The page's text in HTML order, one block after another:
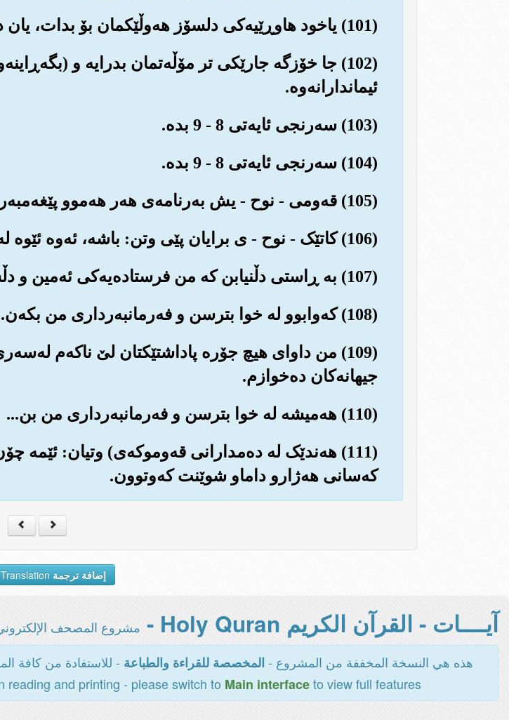
(101) یاخود هاوڕێیه‌کی دلسۆز هه‌وڵێکمان بۆ بدات، یان دڵخۆشیمان بداته‌وه‌...
(102) جا خۆزگه جارێکی تر مۆڵه‌تمان بدرایه و
ئیماندارانه‌وه‌.
(103) سه‌رنجی ئایه‌تی 8 - 9 بده‌.
(104) سه‌رنجی ئایه‌تی 8 - 9 بده‌.
(105) قه‌ومی - نوح - یش به‌رنامه‌ی هه‌ر هه‌موو پێغه‌مبه‌رانیان به درۆ زانی.
(106) کاتێک - نوح - ی برایان پێی وتن: باشه‌، ئه‌وه ئێوه له خوا ناترسن، پارێزکار نابن؟!
(107) به ڕاستی دڵنیابن که من فرستاده‌یه‌کی ئه‌مین و دڵسۆزم بۆتان...
(108) که‌وابوو له خوا بترسن و فه‌رمانبه‌رداری من بکه‌ن...
(109) من داوای هیچ جۆره پاداشتێکتان لێ ناکه‌م
جیهانه‌کان ده‌خوازم.
(110) هه‌میشه له خوا بترسن و فه‌رمانبه‌رداری من بن...
(111) هه‌ندێک له ده‌مدارانی قه‌وموکه‌ی) وتیان: ئێمه
که‌سانی هه‌ژارو داماو شوێنت که‌وتوون.
إضافة ترجمة
آيــــات - القرآن الكريم Holy Quran - مشروع المصحف
هذه هي النسخة المخففة من المشروع - المخصصة للقراءة والطباعة - للاستفادة من كافة
and printing - please switch to Main interfaceto view full features